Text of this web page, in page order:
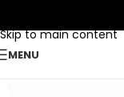
Skip to main content
MENU